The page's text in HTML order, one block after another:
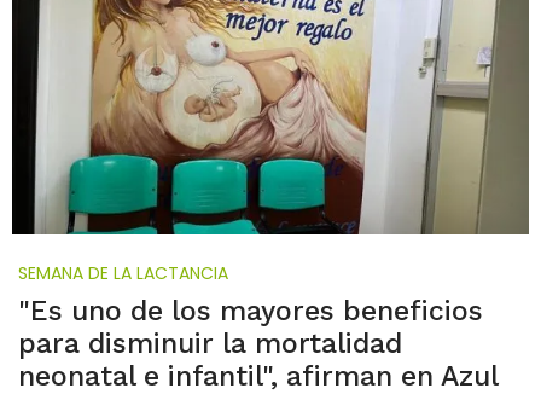
SEMANA DE LA LACTANCIA
"Es uno de los mayores beneficios
para disminuir la mortalidad
neonatal e infantil", afirman en Azul